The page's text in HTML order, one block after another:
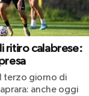
ritiro calabrese:
terzo giorno di
anche oggi